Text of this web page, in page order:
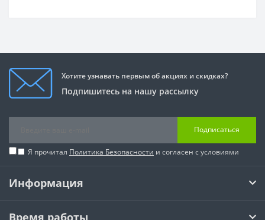
Хотите узнавать первым об акциях и скидках?
Подпишитесь на нашу рассылку
Подписаться
Я прочитал Политика Безопасности и согласен с условиями
Информация
Время работы